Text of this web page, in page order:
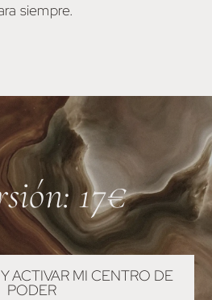
siempre.
17€
ACTIVAR MI CENTRO DE
PODER